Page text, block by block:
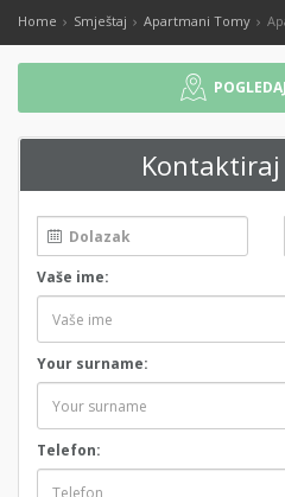
Home Smještaj Apartmani Tomy
Vaše ime:
Your surname:
Telefon: